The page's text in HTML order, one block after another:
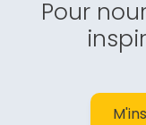
Pour